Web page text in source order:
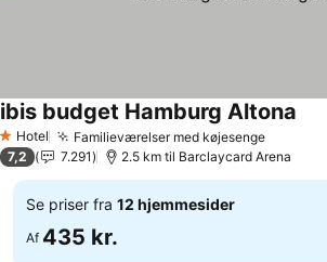
1 Stjerner
Hotel Familieværelser med køjesengeSe priser
ibis budget Hamburg Altona
7,2 7.291 2.5 km til Barclaycard Arena
Se priser fra 12 hjemmesider
Af 435 kr.